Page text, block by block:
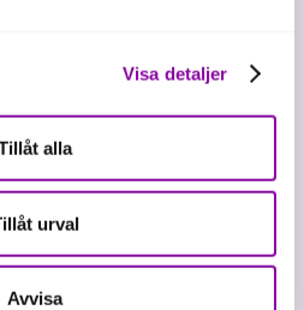
Visa detaljer
alla
urval
Avvisa
tjänster
och inspiration